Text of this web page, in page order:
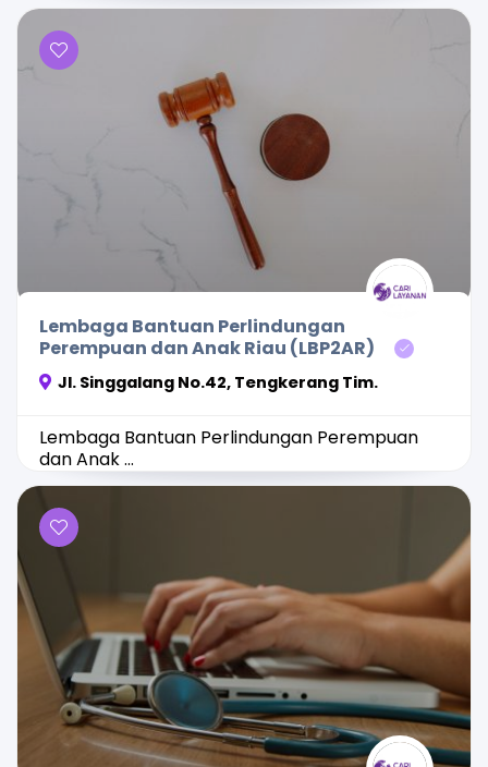
Lembaga Bantuan Perlindungan
Perempuan dan Anak Riau (LBP2AR)
Jl. Singgalang No.42, Tengkerang Tim.
Lembaga Bantuan Perlindungan Perempuan
dan Anak ...